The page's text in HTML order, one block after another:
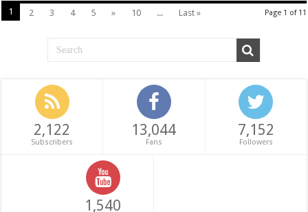
Page 1 of 11
1 2 3 4 5 » 10 ... Last »
2,122
Subscribers
13,044
Fans
7,152
Followers
1,540